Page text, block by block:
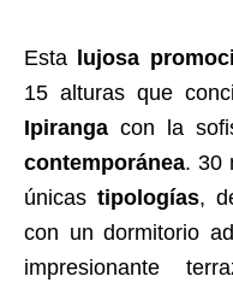
Esta lujosa
15 alturas que
Ipiranga con la
contemporánea. 30
únicas tipologías,
con un dormitorio
impresionante